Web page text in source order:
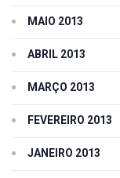
MAIO 2013
ABRIL 2013
MARÇO 2013
FEVEREIRO 2013
JANEIRO 2013